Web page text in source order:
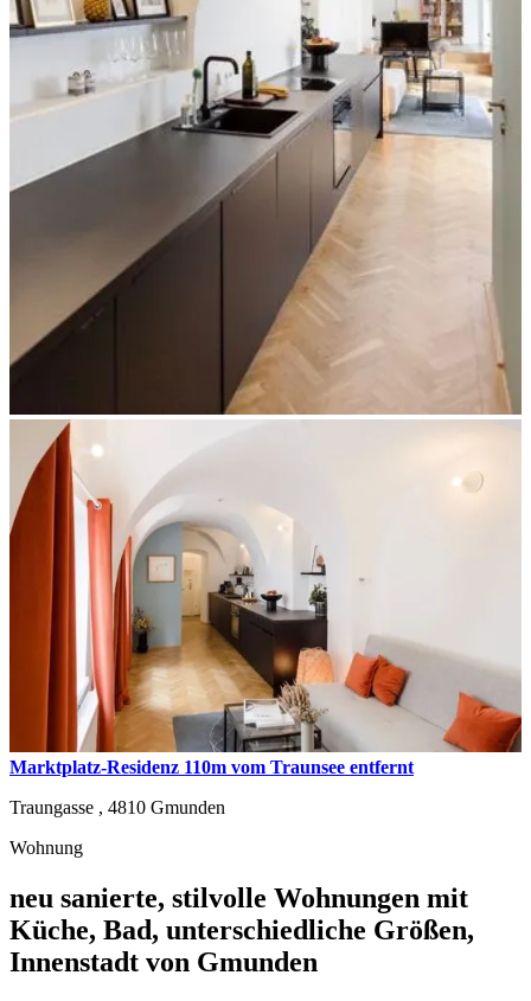
Marktplatz-Residenz 110m vom Traunsee entfernt
Traungasse , 4810 Gmunden
Wohnung
neu sanierte, stilvolle Wohnungen mit
Küche, Bad, unterschiedliche Größen,
Innenstadt von Gmunden